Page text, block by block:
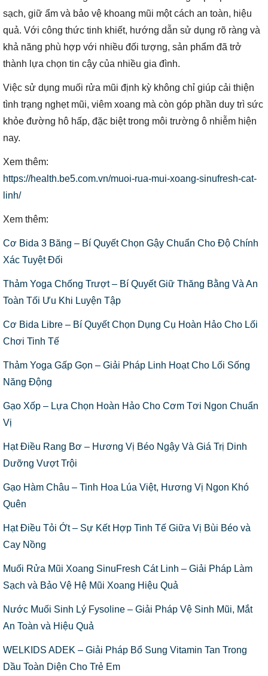
sạch, giữ ẩm và bảo vệ khoang mũi một cách an toàn, hiệu
quả. Với công thức tinh khiết, hướng dẫn sử dụng rõ ràng và
khả năng phù hợp với nhiều đối tượng, sản phẩm đã trở
thành lựa chọn tin cậy của nhiều gia đình.
Việc sử dụng muối rửa mũi định kỳ không chỉ giúp cải thiện
tình trạng nghẹt mũi, viêm xoang mà còn góp phần duy trì sức
khỏe đường hô hấp, đặc biệt trong môi trường ô nhiễm hiện
nay.
Xem thêm:
https://health.be5.com.vn/muoi-rua-mui-xoang-sinufresh-cat-
linh/
Xem thêm:
Cơ Bida 3 Băng – Bí Quyết Chọn Gậy Chuẩn Cho Độ Chính
Xác Tuyệt Đối
Thảm Yoga Chống Trượt – Bí Quyết Giữ Thăng Bằng Và An
Toàn Tối Ưu Khi Luyện Tập
Cơ Bida Libre – Bí Quyết Chọn Dụng Cụ Hoàn Hảo Cho Lối
Chơi Tinh Tế
Thảm Yoga Gấp Gọn – Giải Pháp Linh Hoạt Cho Lối Sống
Năng Động
Gạo Xốp – Lựa Chọn Hoàn Hảo Cho Cơm Tơi Ngon Chuẩn
Vị
Hạt Điều Rang Bơ – Hương Vị Béo Ngậy Và Giá Trị Dinh
Dưỡng Vượt Trội
Gạo Hàm Châu – Tinh Hoa Lúa Việt, Hương Vị Ngon Khó
Quên
Hạt Điều Tỏi Ớt – Sự Kết Hợp Tinh Tế Giữa Vị Bùi Béo và
Cay Nồng
Muối Rửa Mũi Xoang SinuFresh Cát Linh – Giải Pháp Làm
Sạch và Bảo Vệ Hệ Mũi Xoang Hiệu Quả
Nước Muối Sinh Lý Fysoline – Giải Pháp Vệ Sinh Mũi, Mắt
An Toàn và Hiệu Quả
WELKIDS ADEK – Giải Pháp Bổ Sung Vitamin Tan Trong
Dầu Toàn Diện Cho Trẻ Em